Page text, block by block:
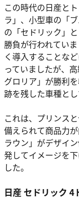
この時代の日産と
ラ」、小型車の「
の「セドリック」
勝負が行われてい
く導入することな
っていましたが、
グロリア」が勝利
跡を残した車種と
これは、プリンス
備えられて商品力
ラウン」がデザイ
発してイメージを
した。
日産 セドリック 4